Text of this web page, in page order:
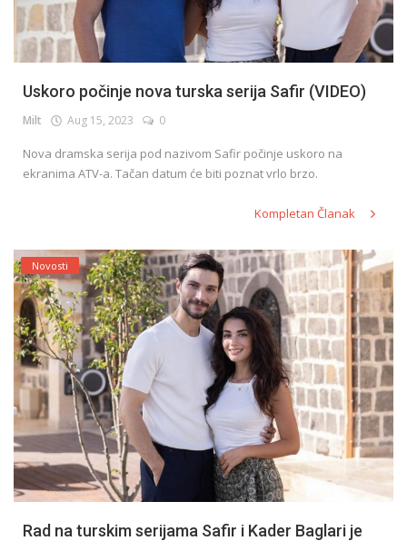
Uskoro počinje nova turska serija Safir (VIDEO)
Milt Aug 15, 2023 0
Nova dramska serija pod nazivom Safir počinje uskoro na
ekranima ATV-a. Tačan datum će biti poznat vrlo brzo.
Kompletan Članak
Novosti
Rad na turskim serijama Safir i Kader Baglari je